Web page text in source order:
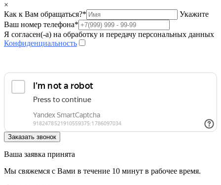
×
Как к Вам обращаться?*
Укажите
Ваш номер телефона*
Я согласен(-а) на обработку и передачу персональных данных
Конфиденциальность
Ваша заявка принята
Мы свяжемся с Вами в течение 10 минут в рабочее время.